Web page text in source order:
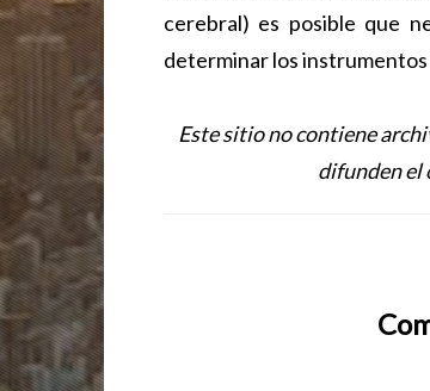
cerebral) es posible que
determinar los
Este sitio no contiene
difunden el